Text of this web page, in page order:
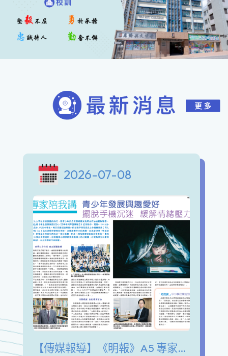
2026-07-08
【傳媒報導】《明報》A5 專家陪我講 青少年發展興趣愛好 擺脫手機沉迷 緩解情緒壓力